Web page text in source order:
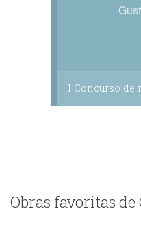
I Concurso de
Obras favoritas de